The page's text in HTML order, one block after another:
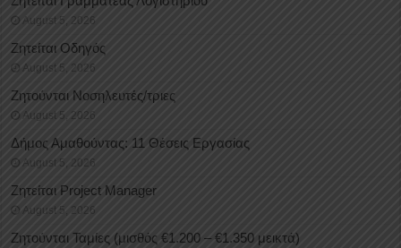
August 5, 2026
Ζητείται Οδηγός
August 5, 2026
Ζητούνται Νοσηλευτές/τριες
August 5, 2026
Δήμος Αμαθούντας: 11 Θέσεις Εργασίας
August 5, 2026
Ζητείται Project Manager
August 5, 2026
Ζητούνται Ταμίες (μισθός €1.200 – €1.350 μεικτά)